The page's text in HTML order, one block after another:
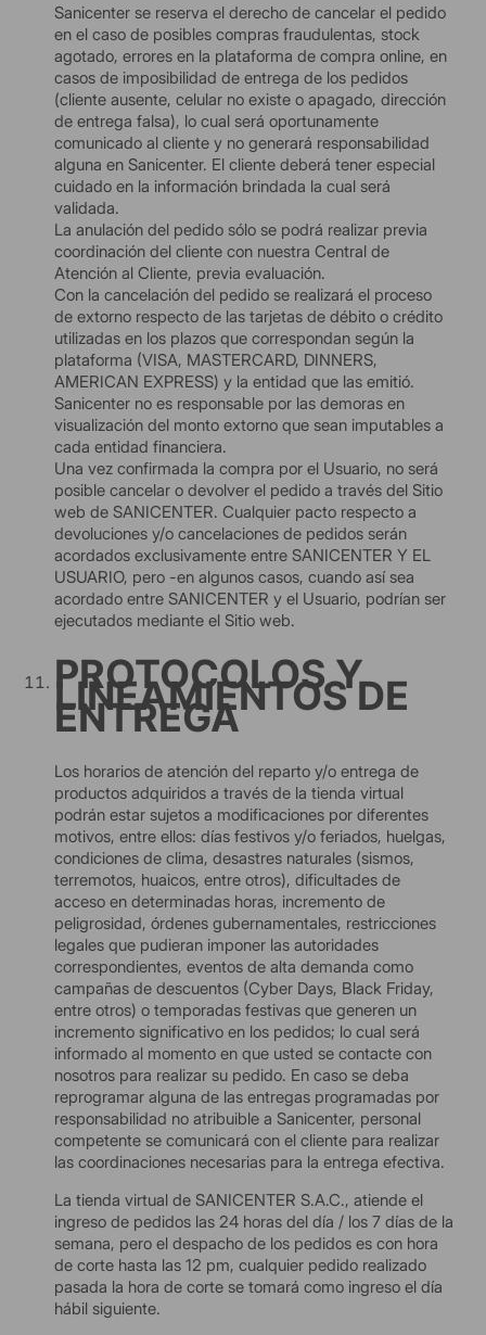
Sanicenter se reserva el derecho de cancelar el pedido
en el caso de posibles compras fraudulentas, stock
agotado, errores en la plataforma de compra online, en
casos de imposibilidad de entrega de los pedidos
(cliente ausente, celular no existe o apagado, dirección
de entrega falsa), lo cual será oportunamente
comunicado al cliente y no generará responsabilidad
alguna en Sanicenter. El cliente deberá tener especial
cuidado en la información brindada la cual será
validada.
La anulación del pedido sólo se podrá realizar previa
coordinación del cliente con nuestra Central de
Atención al Cliente, previa evaluación.
Con la cancelación del pedido se realizará el proceso
de extorno respecto de las tarjetas de débito o crédito
utilizadas en los plazos que correspondan según la
plataforma (VISA, MASTERCARD, DINNERS,
AMERICAN EXPRESS) y la entidad que las emitió.
Sanicenter no es responsable por las demoras en
visualización del monto extorno que sean imputables a
cada entidad financiera.
Una vez confirmada la compra por el Usuario, no será
posible cancelar o devolver el pedido a través del Sitio
web de SANICENTER. Cualquier pacto respecto a
devoluciones y/o cancelaciones de pedidos serán
acordados exclusivamente entre SANICENTER Y EL
USUARIO, pero -en algunos casos, cuando así sea
acordado entre SANICENTER y el Usuario, podrían ser
ejecutados mediante el Sitio web.
PROTOCOLOS Y
LINEAMIENTOS DE
ENTREGA
Los horarios de atención del reparto y/o entrega de
productos adquiridos a través de la tienda virtual
podrán estar sujetos a modificaciones por diferentes
motivos, entre ellos: días festivos y/o feriados, huelgas,
condiciones de clima, desastres naturales (sismos,
terremotos, huaicos, entre otros), dificultades de
acceso en determinadas horas, incremento de
peligrosidad, órdenes gubernamentales, restricciones
legales que pudieran imponer las autoridades
correspondientes, eventos de alta demanda como
campañas de descuentos (Cyber Days, Black Friday,
entre otros) o temporadas festivas que generen un
incremento significativo en los pedidos; lo cual será
informado al momento en que usted se contacte con
nosotros para realizar su pedido. En caso se deba
reprogramar alguna de las entregas programadas por
responsabilidad no atribuible a Sanicenter, personal
competente se comunicará con el cliente para realizar
las coordinaciones necesarias para la entrega efectiva.
La tienda virtual de SANICENTER S.A.C., atiende el
ingreso de pedidos las 24 horas del día / los 7 días de la
semana, pero el despacho de los pedidos es con hora
de corte hasta las 12 pm, cualquier pedido realizado
pasada la hora de corte se tomará como ingreso el día
hábil siguiente.